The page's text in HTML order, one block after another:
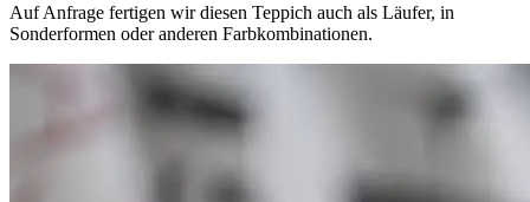
Auf Anfrage fertigen wir diesen Teppich auch als Läufer, in
Sonderformen oder anderen Farbkombinationen.